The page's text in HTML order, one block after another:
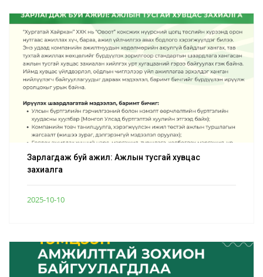
Зарлагдаж буй ажил: Ажлын тусгай хувцас
захиалга
2025-10-10